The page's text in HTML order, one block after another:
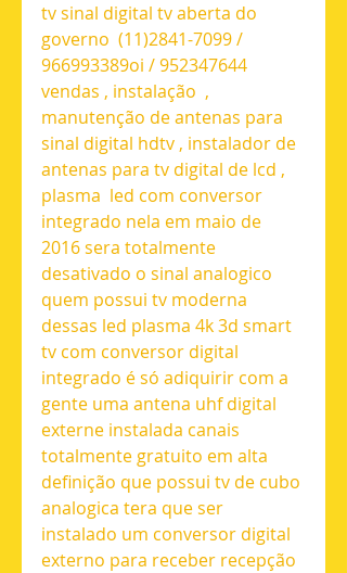
tv sinal digital tv aberta do
governo  (11)2841-7099 /
966993389oi / 952347644
vendas , instalação  ,
manutenção de antenas para
sinal digital hdtv , instalador de
antenas para tv digital de lcd ,
plasma  led com conversor
integrado nela em maio de
2016 sera totalmente
desativado o sinal analogico
quem possui tv moderna
dessas led plasma 4k 3d smart
tv com conversor digital
integrado é só adiquirir com a
gente uma antena uhf digital
externe instalada canais
totalmente gratuito em alta
definição que possui tv de cubo
analogica tera que ser
instalado um conversor digital
externo para receber recepção